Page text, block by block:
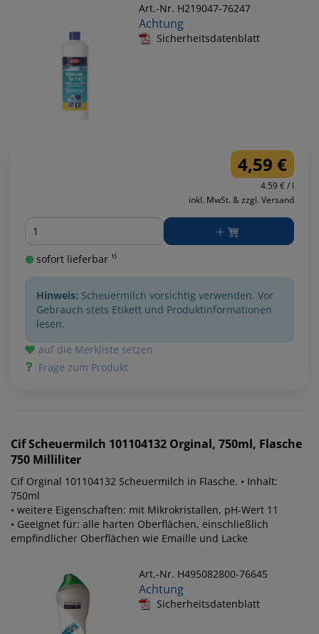
Art.-Nr. H219047-76247
Achtung
Sicherheitsdatenblatt
4,59 €
4.59 € / l
inkl. MwSt. & zzgl. Versand
Menge
sofort lieferbar ¹⁾
Hinweis: Scheuermilch vorsichtig verwenden. Vor
Gebrauch stets Etikett und Produktinformationen
lesen.
auf die Merkliste setzen
Frage zum Produkt
CifScheuermilch 101104132 Orginal, 750ml, Flasche
750 Milliliter
Cif Orginal 101104132 Scheuermilch in Flasche. • Inhalt:
750ml
• weitere Eigenschaften: mit Mikrokristallen, pH-Wert 11
• Geeignet für: alle harten Oberflächen, einschließlich
empfindlicher Oberflächen wie Emaille und Lacke
Art.-Nr. H495082800-76645
Achtung
Sicherheitsdatenblatt